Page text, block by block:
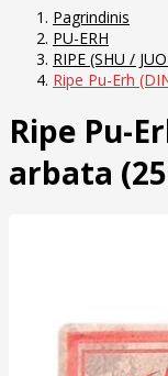
Pagrindinis
PU-ERH
RIPE (SHU /
Ripe Pu-Erh
Ripe Pu-
arbata